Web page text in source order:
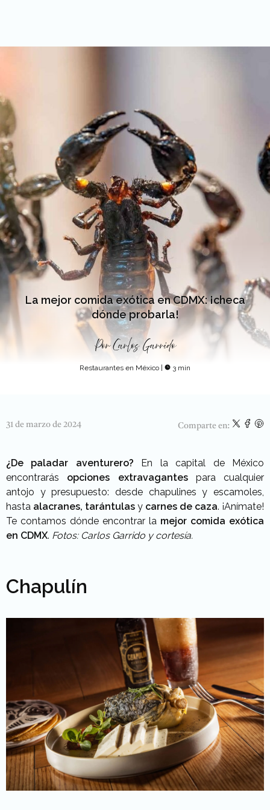
La mejor comida exótica en CDMX: ¡checa
dónde probarla!
PorCarlos Garrido
Restaurantes en México 3 min
31 de marzo de 2024 Comparte en:
¿De paladar aventurero? En la capital de México
encontrarás opciones extravagantespara cualquier
antojo y presupuesto: desde chapulines y escamoles,
hasta alacranes, tarántulas y carnes de caza. ¡Anímate!
Te contamos dónde encontrar la mejor comida exótica
en CDMX. Fotos: Carlos Garrido y cortesía.
Chapulín